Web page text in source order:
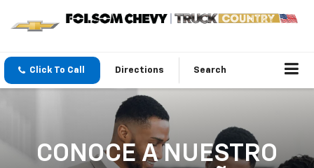
Click To Call Directions Search
CONOCE A NUESTRO